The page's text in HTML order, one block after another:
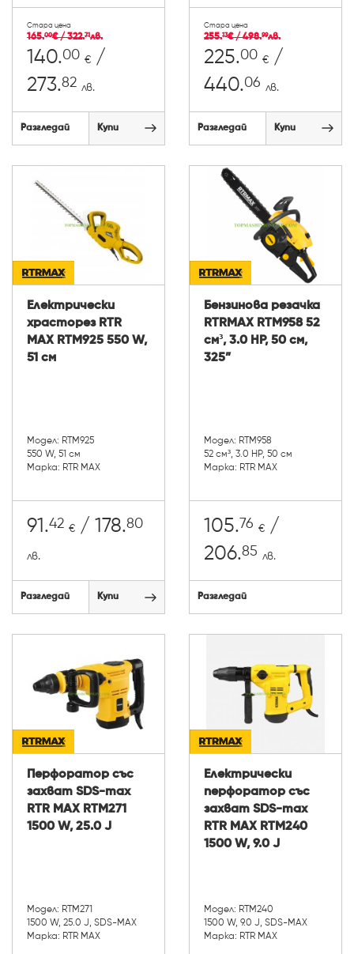
140.00 € /
273.82 лв.
Стара цена
165.00€ / 322.71лв.
Разгледай Купи
225.00 € /
440.06 лв.
Стара цена
255.13€ / 498.99лв.
Разгледай Купи
Електрически
храсторез RTR
MAX RTM925 550 W,
51 см
Модел: RTM925
550 W, 51 см
Марка: RTR MAX
91.42 € / 178.80
лв.
Разгледай Купи
Бензинова резачка
RTRMAX RTM958 52
см³, 3.0 HP, 50 см,
325”
Модел: RTM958
52 cм³, 3.0 HP, 50 см
Марка: RTR MAX
105.76 € /
206.85 лв.
Разгледай
Перфоратор със
захват SDS-max
RTR MAX RTM271
1500 W, 25.0 J
Модел: RTM271
1500 W, 25.0 J, SDS-MAX
Марка: RTR MAX
Електрически
перфоратор със
захват SDS-max
RTR MAX RTM240
1500 W, 9.0 J
Модел: RTM240
1500 W, 9.0 J, SDS-MAX
Марка: RTR MAX